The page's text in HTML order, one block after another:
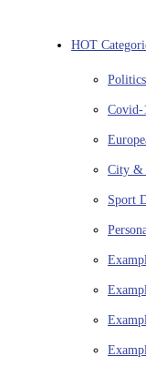
HOT
Politics
Covid-
City &
Sport